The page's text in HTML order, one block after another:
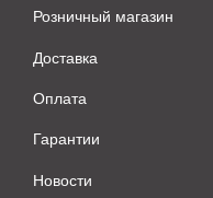
Розничный магазин
Доставка
Оплата
Гарантии
Новости